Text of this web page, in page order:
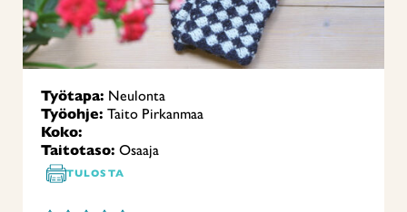
Työtapa: Neulonta
Työohje: Taito Pirkanmaa
Koko:
Taitotaso: Osaaja
TULOSTA